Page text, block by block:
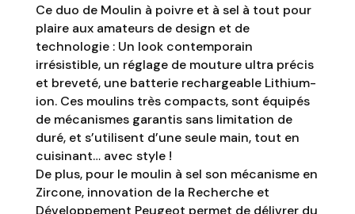
Ce duo de Moulin à poivre et à sel à tout pour
plaire aux amateurs de design et de
technologie : Un look contemporain
irrésistible, un réglage de mouture ultra précis
et breveté, une batterie rechargeable Lithium-
ion. Ces moulins très compacts, sont équipés
de mécanismes garantis sans limitation de
duré, et s’utilisent d’une seule main, tout en
cuisinant… avec style !
De plus, pour le moulin à sel son mécanisme en
Zircone, innovation de la Recherche et
Développement Peugeot permet de délivrer du